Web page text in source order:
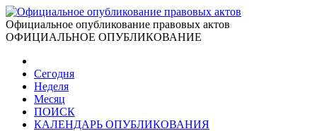
Официальное опубликование правовых актов
ОФИЦИАЛЬНОЕ ОПУБЛИКОВАНИЕ
Сегодня
Неделя
Месяц
ПОИСК
КАЛЕНДАРЬ ОПУБЛИКОВАНИЯ